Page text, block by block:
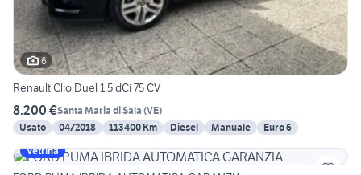
6
Renault Clio Duel 1.5 dCi 75 CV
8.200 €Santa Maria di Sala (VE)
Usato
04/2018 113400 Km Diesel Manuale
Euro 6
Vetrina